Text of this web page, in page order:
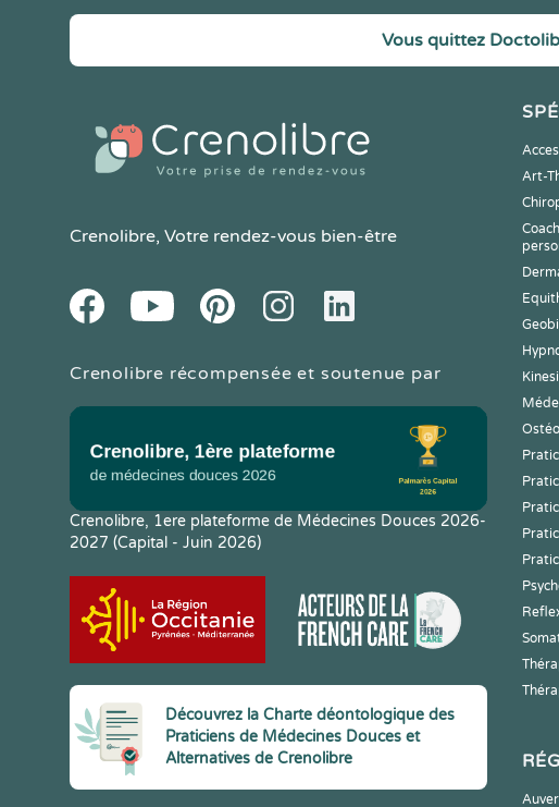
Vous quittez
Crenolibre, Votre rendez-vous bien-être
FacebookYoutube PinteresetInstagramLinkedIn
Crenolibre récompensée et soutenue par
Crenolibre, 1ere plateforme de Médecines Douces 2026-
2027 (Capital - Juin 2026)
Découvrez la Charte déontologique des
Praticiens de Médecines Douces et
Alternatives de Crenolibre
Art-